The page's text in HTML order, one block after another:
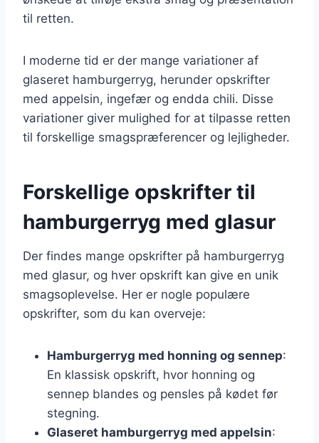
til retten.
I moderne tid er der mange variationer af
glaseret hamburgerryg, herunder opskrifter
med appelsin, ingefær og endda chili. Disse
variationer giver mulighed for at tilpasse retten
til forskellige smagspræferencer og lejligheder.
Forskellige opskrifter til
hamburgerryg med glasur
Der findes mange opskrifter på hamburgerryg
med glasur, og hver opskrift kan give en unik
smagsoplevelse. Her er nogle populære
opskrifter, som du kan overveje:
Hamburgerryg med honning og sennep:
En klassisk opskrift, hvor honning og
sennep blandes og pensles på kødet før
stegning.
Glaseret hamburgerryg med appelsin: